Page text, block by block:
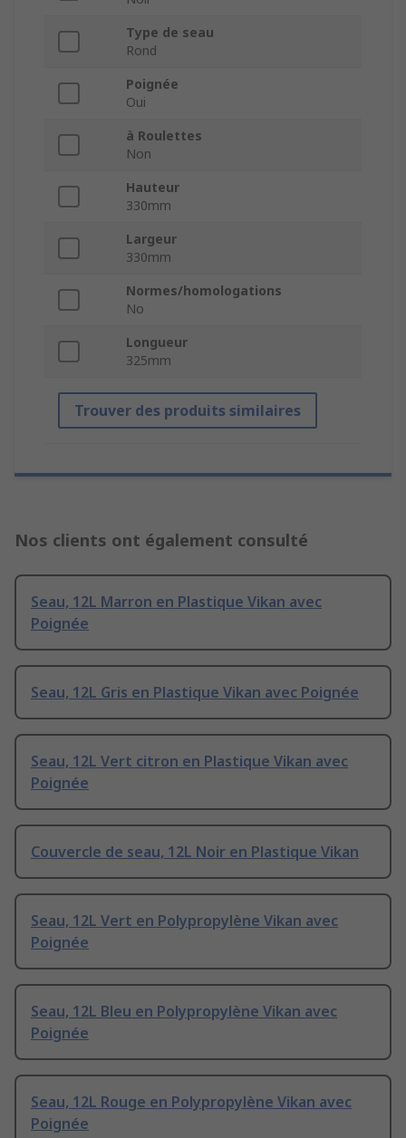
Type de seau
Rond
Poignée
Oui
à Roulettes
Non
Hauteur
330mm
Largeur
330mm
Normes/homologations
No
Longueur
325mm
Trouver des produits similaires
Nos clients ont également consulté
Seau, 12L Marron en Plastique Vikan avec
Poignée
Seau, 12L Gris en Plastique Vikan avec Poignée
Seau, 12L Vert citron en Plastique Vikan avec
Poignée
Couvercle de seau, 12L Noir en Plastique Vikan
Seau, 12L Vert en Polypropylène Vikan avec
Poignée
Seau, 12L Bleu en Polypropylène Vikan avec
Poignée
Seau, 12L Rouge en Polypropylène Vikan avec
Poignée